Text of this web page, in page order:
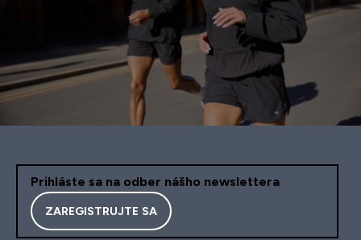
Prihláste sa na odber nášho newslettera
ZAREGISTRUJTE SA